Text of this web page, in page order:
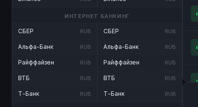
ИНТЕРНЕТ БАНКИНГ
СБЕР RUB
Альфа-Банк RUB
Райффайзен RUB
ВТБ RUB
Т-Банк RUB
СБЕР RUB
Альфа-Банк RUB
Райффайзен RUB
ВТБ RUB
Т-Банк RUB